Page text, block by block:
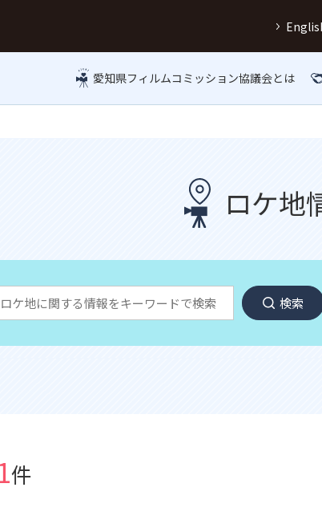
愛知県フィルムコミッション協議会とは
ロケ地
検索
件